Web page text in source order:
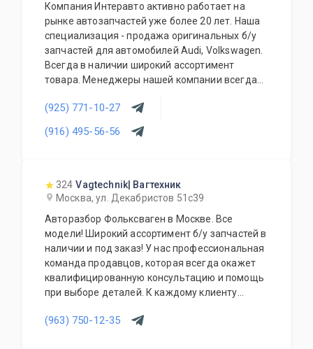
Компания Интеравто активно работает на
рынке автозапчастей уже более 20 лет. Наша
специализация - продажа оригинальных б/у
запчастей для автомобилей Audi, Volkswagen.
Всегда в наличии широкий ассортимент
товара. Менеджеры нашей компании всегда
помощь в случае затруднения в выборе
деталей. Профессиональный подход,
лояльная ценовая политика и принципы
(925) 771-10-27
(916) 495-56-56
324 Vagtechnik| Вагтехник
Москва, ул. Декабристов 51с39
Авторазбор Фольксваген в Москве. Все
модели! Широкий ассортимент б/у запчастей в
наличии и под заказ! У нас профессиональная
команда продавцов, которая всегда окажет
квалифицированную консультацию и помощь
при выборе деталей. К каждому клиенту
гарантируем! Работаем ежедневно без
(963) 750-12-35